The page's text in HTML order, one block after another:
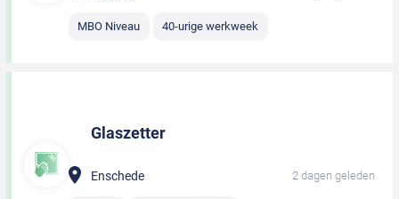
MBO Niveau 40-urige werkweek
Glaszetter
Enschede 2 dagen geleden